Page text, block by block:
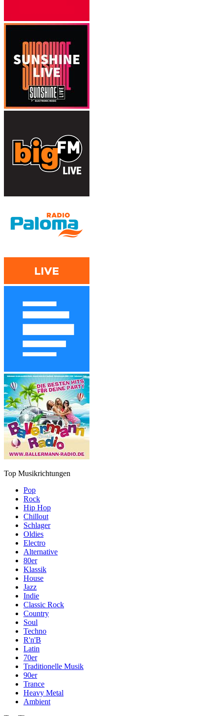
Top Musikrichtungen
Pop
Rock
Hip Hop
Chillout
Schlager
Oldies
Electro
Alternative
80er
Klassik
House
Jazz
Indie
Classic Rock
Country
Soul
Techno
R'n'B
Latin
70er
Traditionelle Musik
90er
Trance
Heavy Metal
Ambient